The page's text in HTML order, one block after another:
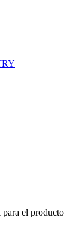
para el producto